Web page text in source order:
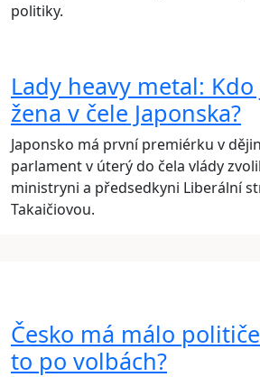
politiky.
Lady heavy metal:
žena v čele Japonska?
Japonsko má první premiérku v
parlament v úterý do čela vlády
ministryni a předsedkyni Liberální
Takaičiovou.
Česko má málo
to po volbách?